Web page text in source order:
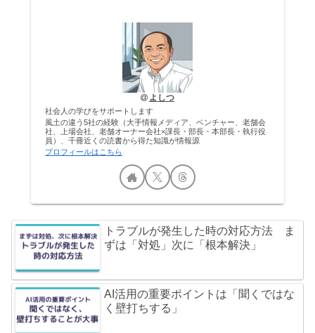
よしつ
社会人の学びをサポートします
風土の違う5社の経験（大手情報メディア、ベンチャー、老舗会
社、上場会社、老舗オーナー会社×課長・部長・本部長・執行役
員）、千冊近くの読書から得た知識が情報源
プロフィールはこちら
トラブルが発生した時の対応方法 ま
ずは「対処」次に「根本解決」
AI活用の重要ポイントは「聞くではな
く壁打ちする」